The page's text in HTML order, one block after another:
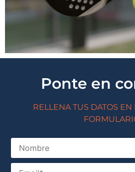
Ponte en
RELLENA TUS DATOS EN